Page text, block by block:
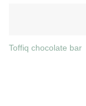
Toffiq chocolate bar